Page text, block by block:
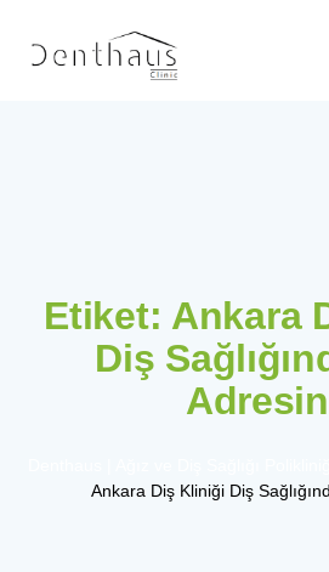
Etiket: Ankara
Diş
Ankara Diş Kliniği Diş